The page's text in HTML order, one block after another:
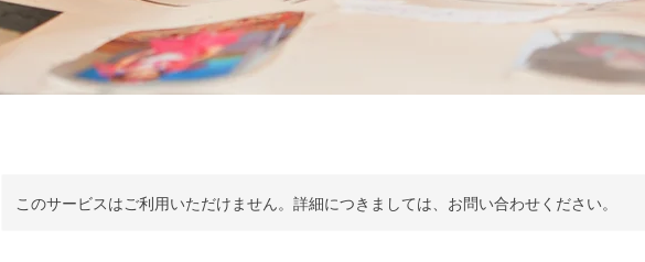
このサービスはご利用いただけません。詳細につきましては、お問い合わせください。